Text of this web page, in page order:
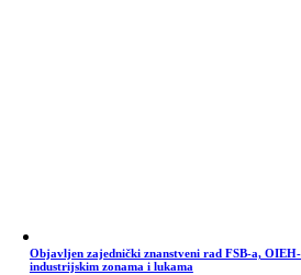
Objavljen zajednički znanstveni rad FSB-a,
industrijskim zonama i lukama